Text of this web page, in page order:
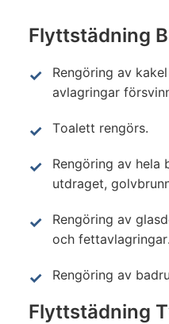
Flyttstädning
Rengöring av
avlagringar
Toalett rengörs.
Rengöring av
utdraget,
Rengöring av
och fettavlagringar.
Rengöring av
Flyttstädning